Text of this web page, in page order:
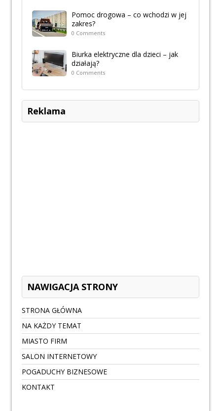
Pomoc drogowa – co wchodzi w jej
zakres?
0 Comments
Biurka elektryczne dla dzieci – jak
działają?
0 Comments
Reklama
NAWIGACJA STRONY
STRONA GŁÓWNA
NA KAŻDY TEMAT
MIASTO FIRM
SALON INTERNETOWY
POGADUCHY BIZNESOWE
KONTAKT